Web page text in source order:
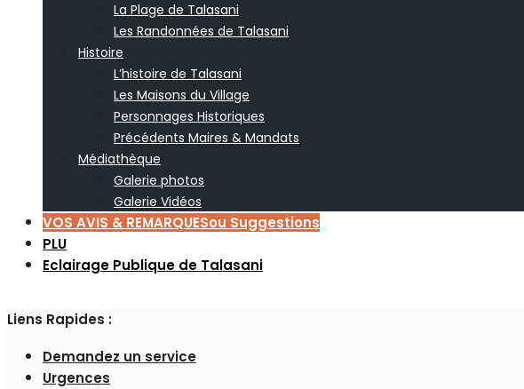
La Plage de Talasani
Les Randonnées de Talasani
Histoire
L’histoire de Talasani
Les Maisons du Village
Personnages Historiques
Précédents Maires & Mandats
Médiathèque
Galerie photos
Galerie Vidéos
VOS AVIS & REMARQUESou Suggestions
PLU
Eclairage Publique de Talasani
Liens Rapides :
Demandez un service
Urgences